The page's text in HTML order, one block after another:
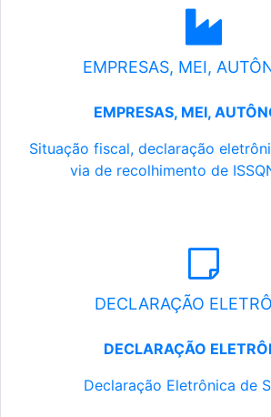
EMPRESAS, MEI,
EMPRESAS, MEI,
Situação fiscal, declaração
via de recolhimento de
DECLARAÇÃO
DECLARAÇÃO
Declaração Eletrônica de